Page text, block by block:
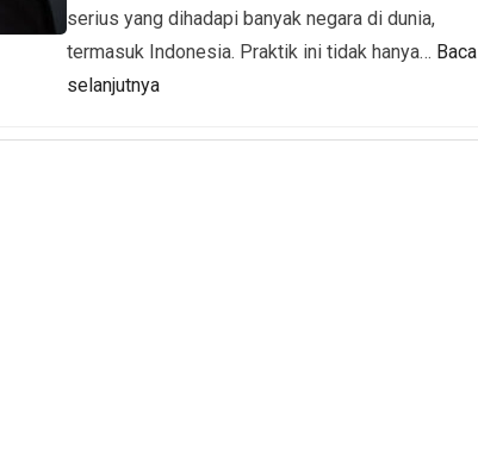
serius yang dihadapi banyak negara di dunia,
termasuk Indonesia. Praktik ini tidak hanya… Baca
selanjutnya